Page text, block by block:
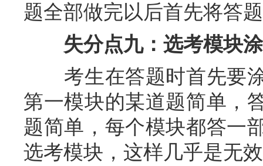
题全部做完以后首先将答
失分点九：选考模块
考生在答题时首先要涂
第一模块的某道题简单，
题简单，每个模块都答一
选考模块，这样几乎是无